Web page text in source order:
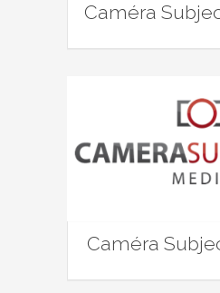
Caméra
Caméra